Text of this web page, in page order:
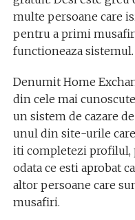
multe persoane care
pentru a primi
functioneaza sistemul.
Denumit Home
din cele mai
un sistem de cazare
unul din site-urile
iti completezi profilul,
odata ce esti aprobat
altor persoane care
musafiri.